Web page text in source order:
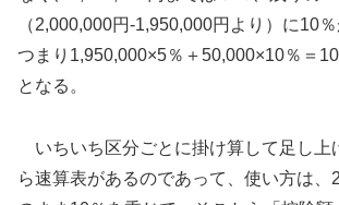
（2,000,000円-1,950,000円より）に10％
つまり1,950,000×5％＋50,000×10％＝
となる。
いちいち区分ごとに掛け算して足し上
ら速算表があるのであって、使い方は、